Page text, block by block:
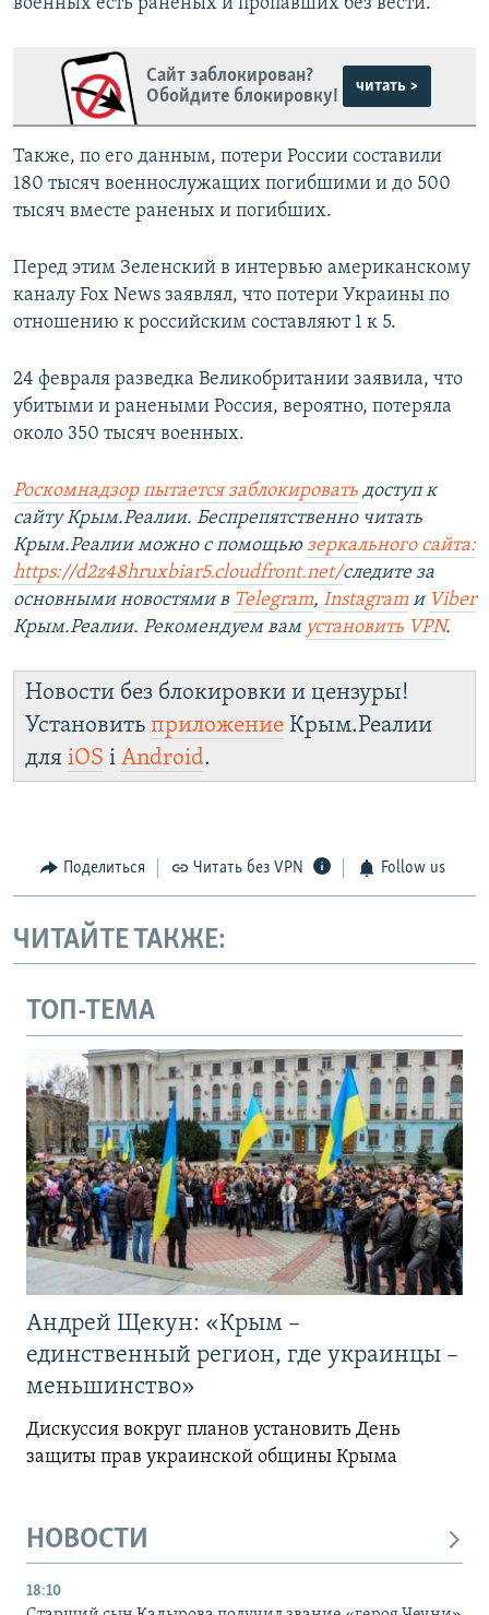
военных есть раненых и пропавших без вести.
Сайт заблокирован?
Обойдите блокировку!
читать >
Также, по его данным, потери России составили
180 тысяч военнослужащих погибшими и до 500
тысяч вместе раненых и погибших.
Перед этим Зеленский в интервью американскому
каналу Fox News заявлял, что потери Украины по
отношению к российским составляют 1 к 5.
24 февраля разведка Великобритании заявила, что
убитыми и ранеными Россия, вероятно, потеряла
около 350 тысяч военных.
Роскомнадзор пытается заблокировать доступ к
сайту Крым.Реалии. Беспрепятственно читать
Крым.Реалии можно с помощью зеркального сайта:
https://d2z48hruxbiar5.cloudfront.net/следите за
основными новостями в Telegram, Instagram и Viber
Крым.Реалии. Рекомендуем вам установить VPN.
Новости без блокировки и цензуры!
Установить приложение Крым.Реалии
для iOS і Android.
Поделиться Читать без VPN Follow us
ЧИТАЙТЕ ТАКЖЕ:
ТОП-ТЕМА
Андрей Щекун: «Крым –
единственный регион, где украинцы –
меньшинство»
Дискуссия вокруг планов установить День
защиты прав украинской общины Крыма
НОВОСТИ
18:10